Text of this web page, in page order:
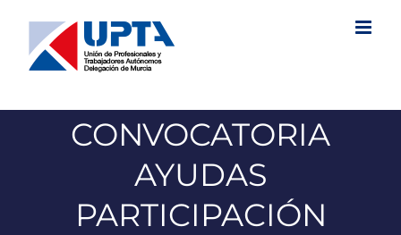
contenido
CONVOCATORIA
AYUDAS
PARTICIPACIÓN